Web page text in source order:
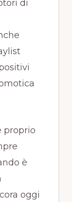
di
proprio
è
oggi